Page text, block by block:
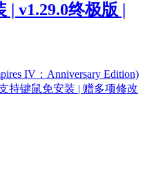
v1.29.0终极版 |